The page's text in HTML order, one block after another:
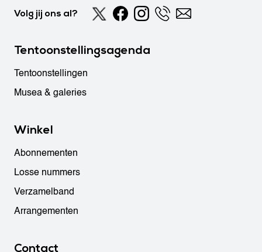
Volg jij ons al?
Tentoonstellingsagenda
Tentoonstellingen
Musea & galeries
Winkel
Abonnementen
Losse nummers
Verzamelband
Arrangementen
Contact